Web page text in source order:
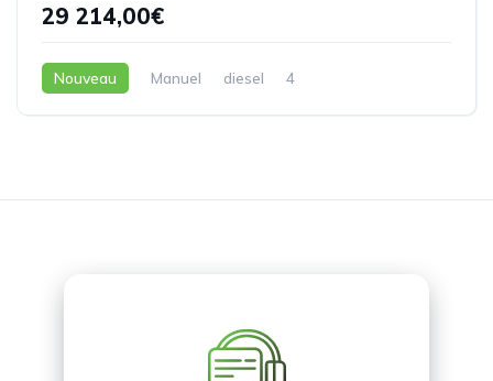
29 214,00€
Nouveau Manuel diesel 4